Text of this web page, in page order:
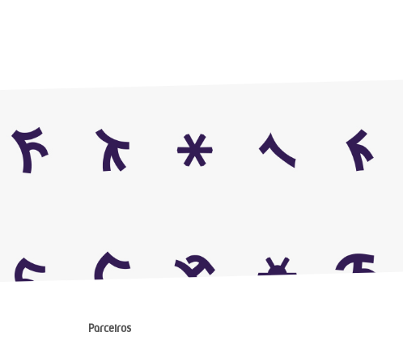
Parceiros